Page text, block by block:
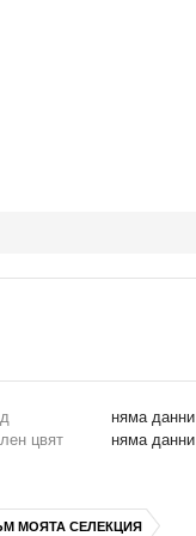
няма данни
цвят
няма данни
МОЯТА СЕЛЕКЦИЯ